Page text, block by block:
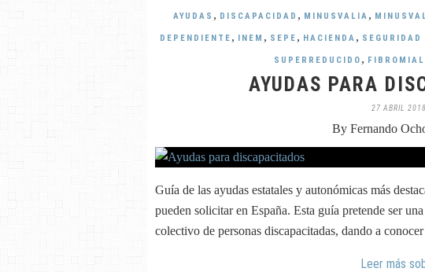
AYUDAS , DISCAPACIDAD , MINUSVALIA ,
DEPENDIENTE , INEM , SEPE , HACIENDA ,
SUPERREDUCIDO ,
AYUDAS PARA
27 ABRIL 2018
By Fernando
Guía de las ayudas estatales y autonómicas más
pueden solicitar en España. Esta guía pretende ser
colectivo de personas discapacitadas, dando a
Leer más